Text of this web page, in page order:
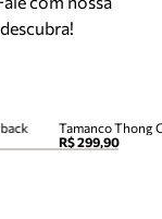
R$ 299,90